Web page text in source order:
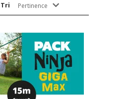
Tri Pertinence